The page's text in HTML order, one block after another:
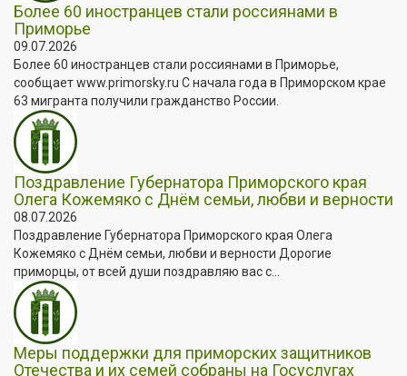
Более 60 иностранцев стали россиянами в
Приморье
09.07.2026
Более 60 иностранцев стали россиянами в Приморье,
сообщает www.primorsky.ru С начала года в Приморском крае
63 мигранта получили гражданство России.
Поздравление Губернатора Приморского края
Олега Кожемяко с Днём семьи, любви и верности
08.07.2026
Поздравление Губернатора Приморского края Олега
Кожемяко с Днём семьи, любви и верности Дорогие
приморцы, от всей души поздравляю вас с...
Меры поддержки для приморских защитников
Отечества и их семей собраны на Госуслугах